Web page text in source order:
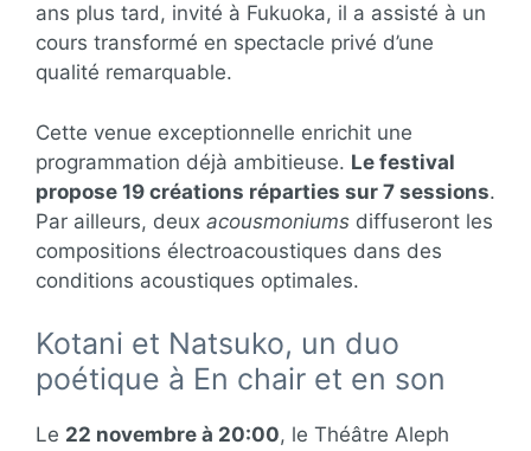
ans plus tard, invité à Fukuoka, il a assisté à un
cours transformé en spectacle privé d’une
qualité remarquable.
Cette venue exceptionnelle enrichit une
programmation déjà ambitieuse. Le festival
propose 19 créations réparties sur 7 sessions.
Par ailleurs, deux acousmoniums diffuseront les
compositions électroacoustiques dans des
conditions acoustiques optimales.
Kotani et Natsuko, un duo
poétique à En chair et en son
Le 22 novembre à 20:00, le Théâtre Aleph